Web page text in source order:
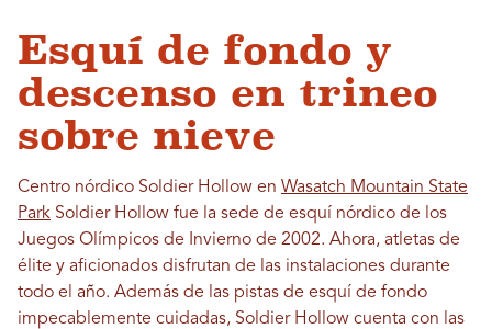
Esquí de fondo y
descenso en trineo
sobre nieve
Centro nórdico Soldier Hollow en Wasatch Mountain State
Park Soldier Hollow fue la sede de esquí nórdico de los
Juegos Olímpicos de Invierno de 2002. Ahora, atletas de
élite y aficionados disfrutan de las instalaciones durante
todo el año. Además de las pistas de esquí de fondo
impecablemente cuidadas, Soldier Hollow cuenta con las